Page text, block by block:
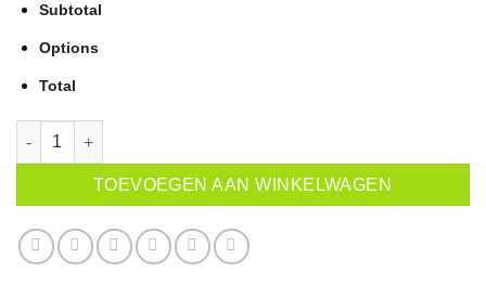
Subtotal
Options
Total
KEK! T-SHIRT! (MEN) aantal
TOEVOEGEN AAN WINKELWAGEN